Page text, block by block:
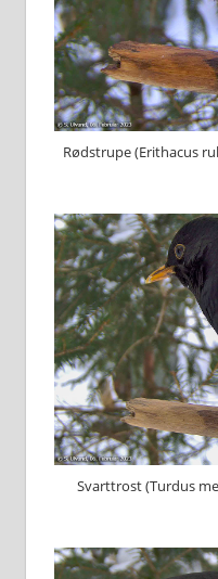
R⁠ødstrupe (E⁠rithacus
Svarttrost (Turdus